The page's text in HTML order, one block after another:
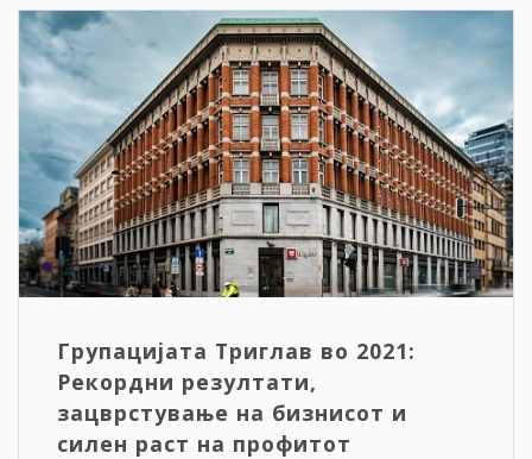
Групацијата Триглав во 2021:
Рекордни резултати,
зацврстување на бизнисот и
силен раст на профитот